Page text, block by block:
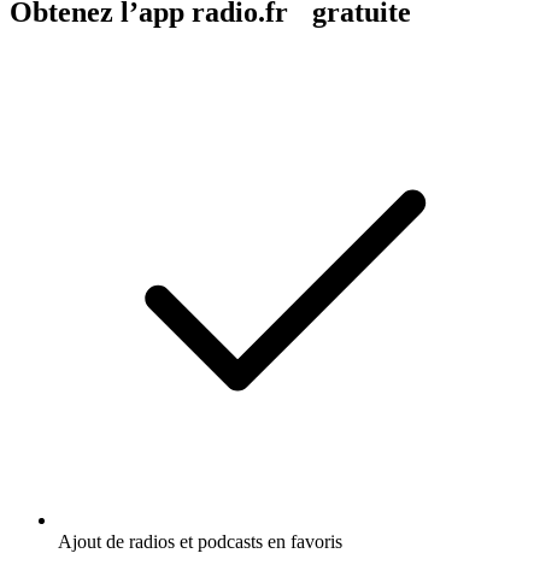
Obtenez l’app radio.fr gratuite
Ajout de radios et podcasts en favoris